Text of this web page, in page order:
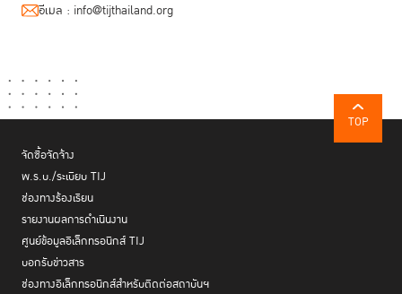
อีเมล : info@tijthailand.org
TOP
จัดซื้อจัดจ้าง
พ.ร.บ./ระเบียบ TIJ
ช่องทางร้องเรียน
รายงานผลการดำเนินงาน
ศูนย์ข้อมูลอิเล็กทรอนิกส์ TIJ
บอกรับข่าวสาร
ช่องทางอิเล็กทรอนิกส์สำหรับติดต่อสถาบันฯ